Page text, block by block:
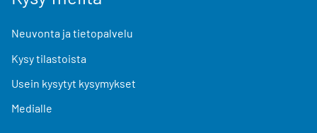
Neuvonta ja tietopalvelu
Kysy tilastoista
Usein kysytyt kysymykset
Medialle